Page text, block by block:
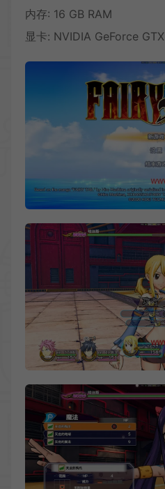
内存: 16 GB RAM
显卡: NVIDIA GeForce